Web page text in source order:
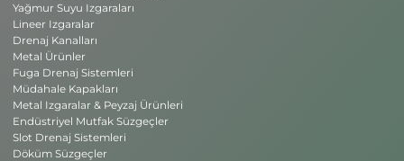
Yağmur Suyu Izgaraları
Lineer Izgaralar
Drenaj Kanalları
Metal Ürünler
Fuga Drenaj Sistemleri
Müdahale Kapakları
Metal Izgaralar & Peyzaj Ürünleri
Endüstriyel Mutfak Süzgeçler
Slot Drenaj Sistemleri
Döküm Süzgeçler